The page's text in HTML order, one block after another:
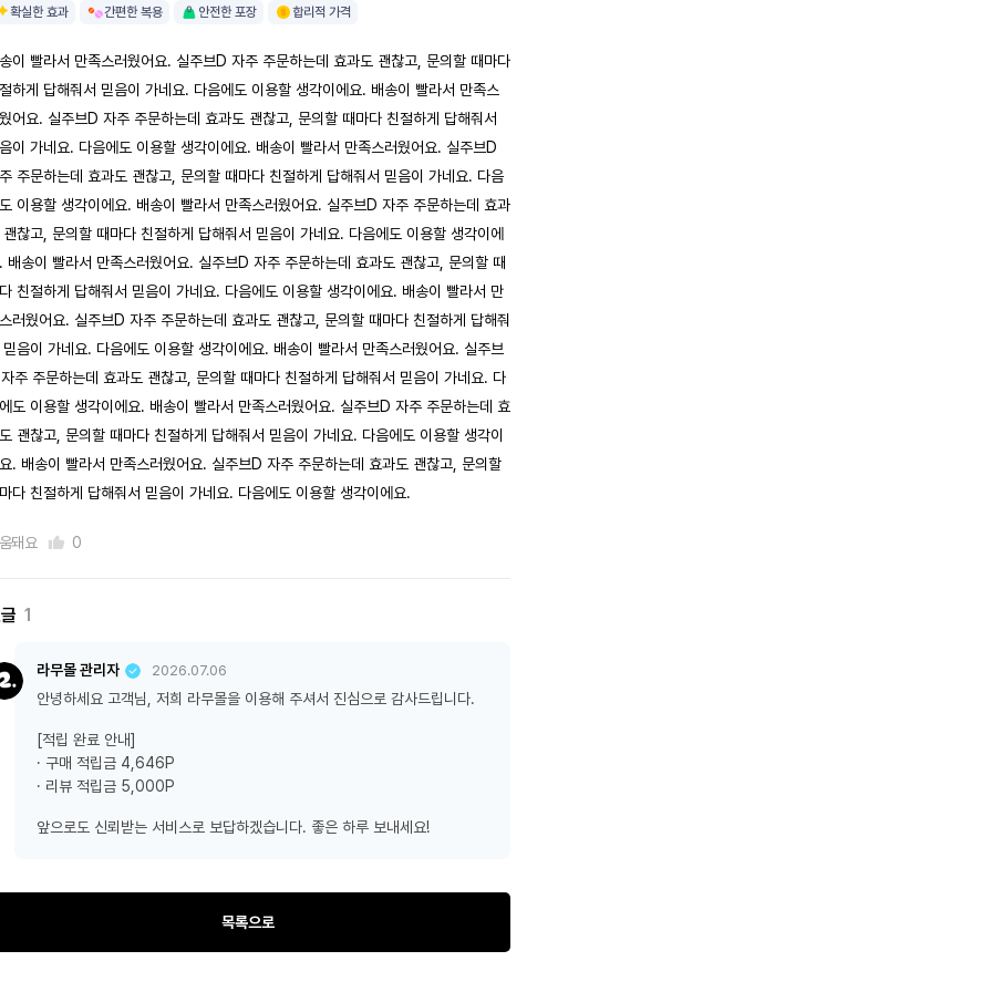
확실한 효과 간편한 복용 안전한 포장 합리적 가격
이 빨라서 만족스러웠어요. 실주브D 자주 주문하는데 효과도 괜찮고, 문의할 때마다
하게 답해줘서 믿음이 가네요. 다음에도 이용할 생각이에요. 배송이 빨라서 만족스
어요. 실주브D 자주 주문하는데 효과도 괜찮고, 문의할 때마다 친절하게 답해줘서
이 가네요. 다음에도 이용할 생각이에요. 배송이 빨라서 만족스러웠어요. 실주브D
주문하는데 효과도 괜찮고, 문의할 때마다 친절하게 답해줘서 믿음이 가네요. 다음
이용할 생각이에요. 배송이 빨라서 만족스러웠어요. 실주브D 자주 주문하는데 효과
찮고, 문의할 때마다 친절하게 답해줘서 믿음이 가네요. 다음에도 이용할 생각이에
배송이 빨라서 만족스러웠어요. 실주브D 자주 주문하는데 효과도 괜찮고, 문의할 때
친절하게 답해줘서 믿음이 가네요. 다음에도 이용할 생각이에요. 배송이 빨라서 만
러웠어요. 실주브D 자주 주문하는데 효과도 괜찮고, 문의할 때마다 친절하게 답해줘
음이 가네요. 다음에도 이용할 생각이에요. 배송이 빨라서 만족스러웠어요. 실주브
주 주문하는데 효과도 괜찮고, 문의할 때마다 친절하게 답해줘서 믿음이 가네요. 다
도 이용할 생각이에요. 배송이 빨라서 만족스러웠어요. 실주브D 자주 주문하는데 효
괜찮고, 문의할 때마다 친절하게 답해줘서 믿음이 가네요. 다음에도 이용할 생각이
. 배송이 빨라서 만족스러웠어요. 실주브D 자주 주문하는데 효과도 괜찮고, 문의할
다 친절하게 답해줘서 믿음이 가네요. 다음에도 이용할 생각이에요.
돼요 0
1
라무몰 관리자 2026.07.06
안녕하세요 고객님, 저희 라무몰을 이용해 주셔서 진심으로 감사드립니다.
[적립 완료 안내]
· 구매 적립금 4,646P
· 리뷰 적립금 5,000P
앞으로도 신뢰받는 서비스로 보답하겠습니다. 좋은 하루 보내세요!
목록으로